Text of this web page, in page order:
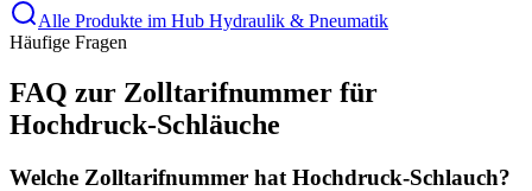
Alle Produkte im Hub Hydraulik & Pneumatik
Häufige Fragen
FAQ zur Zolltarifnummer für
Hochdruck-Schläuche
Welche Zolltarifnummer hat Hochdruck-Schlauch?